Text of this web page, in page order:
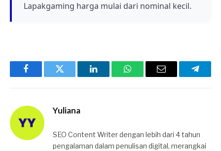
Lapakgaming harga mulai dari nominal kecil.
FacebookTwitter LinkedInWhatsAppEmail
Yuliana
SEO Content Writer dengan lebih dari 4 tahun
pengalaman dalam penulisan digital, merangkai